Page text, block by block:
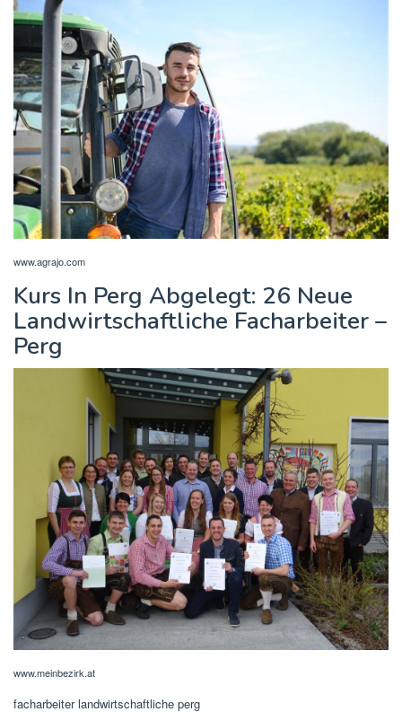
www.agrajo.com
Kurs In Perg Abgelegt: 26 Neue
Landwirtschaftliche Facharbeiter –
Perg
www.meinbezirk.at
facharbeiter landwirtschaftliche perg